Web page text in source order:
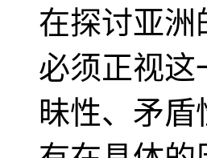
在探讨亚洲
必须正视这
昧性、矛